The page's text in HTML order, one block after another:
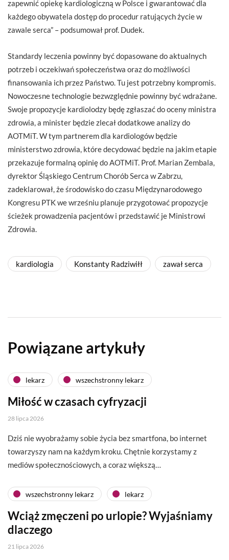
zapewnić opiekę kardiologiczną w Polsce i gwarantować dla
każdego obywatela dostęp do procedur ratujących życie w
zawale serca” – podsumował prof. Dudek.
Standardy leczenia powinny być dopasowane do aktualnych
potrzeb i oczekiwań społeczeństwa oraz do możliwości
finansowania ich przez Państwo. Tu jest potrzebny kompromis.
Nowoczesne technologie bezwzględnie powinny być wdrażane.
Swoje propozycje kardiolodzy będę zgłaszać do oceny ministra
zdrowia, a minister będzie zlecał dodatkowe analizy do
AOTMiT. W tym partnerem dla kardiologów będzie
ministerstwo zdrowia, które decydować będzie na jakim etapie
przekazuje formalną opinię do AOTMiT. Prof. Marian Zembala,
dyrektor Śląskiego Centrum Chorób Serca w Zabrzu,
zadeklarował, że środowisko do czasu Międzynarodowego
Kongresu PTK we wrześniu planuje przygotować propozycje
ścieżek prowadzenia pacjentów i przedstawić je Ministrowi
Zdrowia.
kardiologia Konstanty Radziwiłł zawał serca
Powiązane artykuły
lekarz wszechstronny lekarz
Miłość w czasach cyfryzacji
28 lipca 2026
Dziś nie wyobrażamy sobie życia bez smartfona, bo internet
towarzyszy nam na każdym kroku. Chętnie korzystamy z
mediów społecznościowych, a coraz większą…
wszechstronny lekarz lekarz
Wciąż zmęczeni po urlopie? Wyjaśniamy
dlaczego
21 lipca 2026